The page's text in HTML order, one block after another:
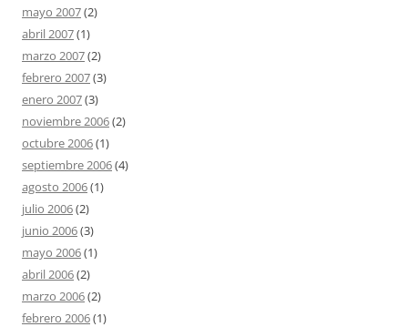
mayo 2007(2)
abril 2007(1)
marzo 2007(2)
febrero 2007(3)
enero 2007(3)
noviembre 2006(2)
octubre 2006(1)
septiembre 2006(4)
agosto 2006(1)
julio 2006(2)
junio 2006(3)
mayo 2006(1)
abril 2006(2)
marzo 2006(2)
febrero 2006(1)